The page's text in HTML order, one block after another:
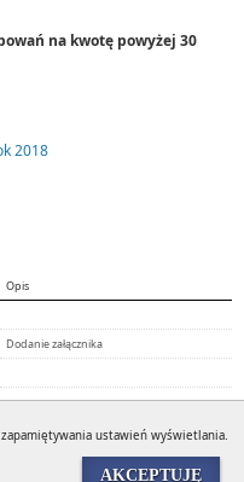
na kwotę powyżej 30
2018
Opis
Dodanie załącznika
ustawień wyświetlania.
AKCEPTUJĘ